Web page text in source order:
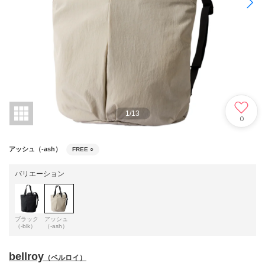
1 /13
0
アッシュ（-ash） FREE ○
バリエーション
ブラック
（-blk）
アッシュ
（-ash）
bellroy （ベルロイ）